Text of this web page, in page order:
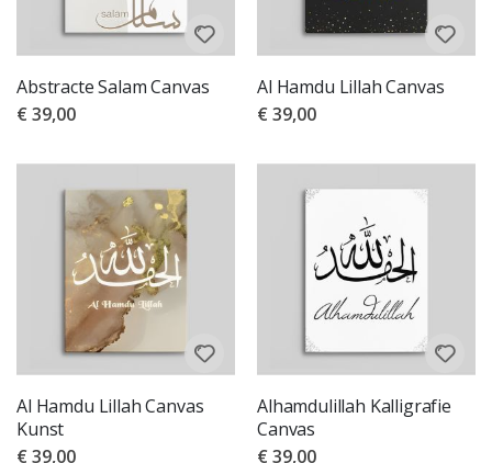
Abstracte Salam Canvas
€ 39,00
Al Hamdu Lillah Canvas
€ 39,00
Al Hamdu Lillah Canvas
Kunst
€ 39,00
Alhamdulillah Kalligrafie
Canvas
€ 39,00